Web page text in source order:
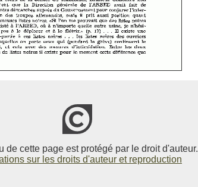
de cette page est protégé par le droit d'auteur.
sur les droits d'auteur et reproduction